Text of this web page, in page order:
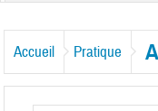
Accueil Pratique